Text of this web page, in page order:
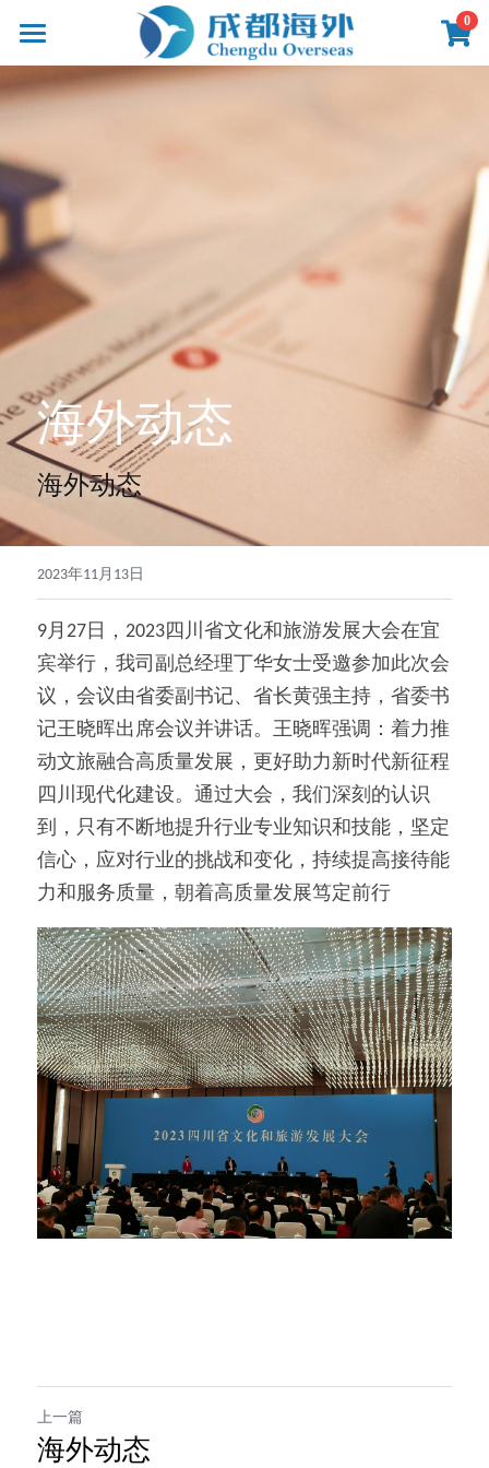
0
影像
新闻
关于
联系
提供技术支持
海外动态
海外动态
2023年11月13日
9月27日，2023四川省文化和旅游发展大会在宜
宾举行， 我司副总经理丁华女士受邀参加此次会
议， 会议由省委副书记、省长黄强主持，省委书
记王晓晖出席会议并讲话。王晓晖强调：着力推
动文旅融合高质量发展，更好助力新时代新征程
四川现代化建设。通过大会，我们深刻的认识
到，只有不断地提升行业专业知识和技能，坚定
信心，应对行业的挑战和变化，持续提高接待能
力和服务质量，朝着高质量发展笃定前行
上一篇
海外动态
×
商品分类